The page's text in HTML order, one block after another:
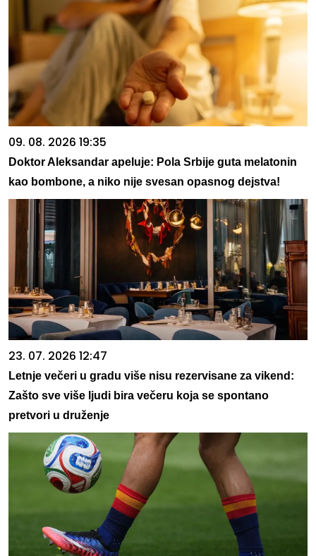
09. 08. 2026 19:35
Doktor Aleksandar apeluje: Pola Srbije guta melatonin
kao bombone, a niko nije svesan opasnog dejstva!
23. 07. 2026 12:47
Letnje večeri u gradu više nisu rezervisane za vikend:
Zašto sve više ljudi bira večeru koja se spontano
pretvori u druženje